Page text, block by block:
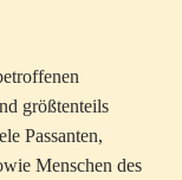
größtenteils
Passanten,
Menschen des